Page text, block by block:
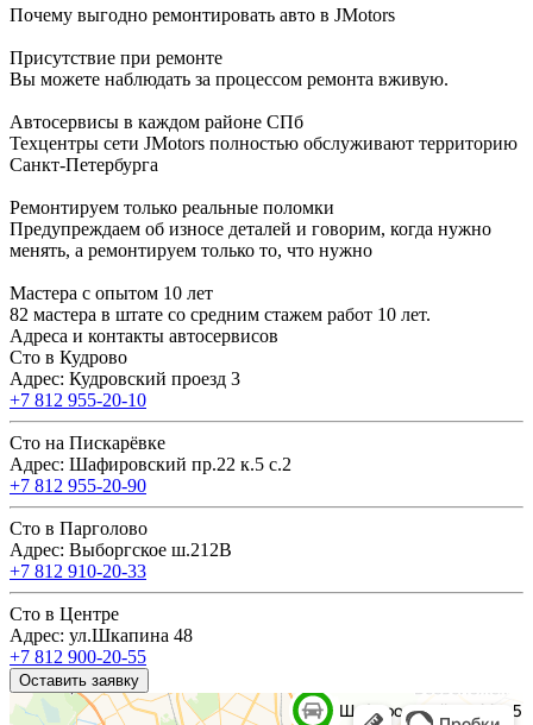
Почему выгодно ремонтировать авто в JMotors
Присутствие при ремонте
Вы можете наблюдать за процессом ремонта вживую.
Автосервисы в каждом районе СПб
Техцентры сети JMotors полностью обслуживают территорию
Санкт-Петербурга
Ремонтируем только реальные поломки
Предупреждаем об износе деталей и говорим, когда нужно
менять, а ремонтируем только то, что нужно
Мастера с опытом 10 лет
82 мастера в штате со средним стажем работ 10 лет.
Адреса и контакты автосервисов
Сто в Кудрово
Адрес: Кудровский проезд 3
+7 812 955-20-10
Сто на Пискарёвке
Адрес: Шафировский пр.22 к.5 с.2
+7 812 955-20-90
Сто в Парголово
Адрес: Выборгское ш.212В
+7 812 910-20-33
Сто в Центре
Адрес: ул.Шкапина 48
+7 812 900-20-55
Оставить заявку